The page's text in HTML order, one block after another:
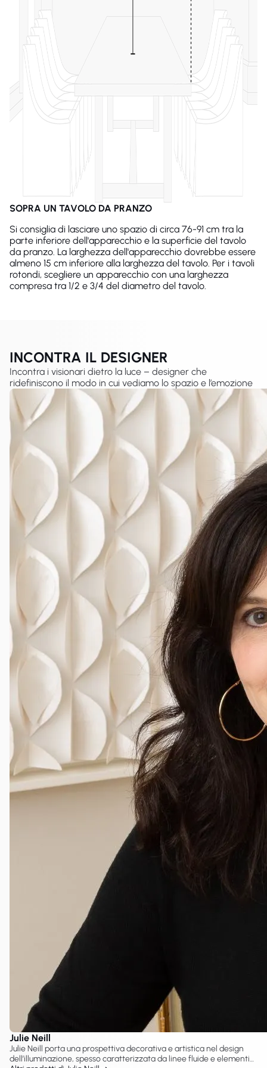
SOPRA UN TAVOLO DA PRANZO
Si consiglia di lasciare uno spazio di circa 76-91 cm tra la
parte inferiore dell'apparecchio e la superficie del tavolo
da pranzo. La larghezza dell'apparecchio dovrebbe essere
almeno 15 cm inferiore alla larghezza del tavolo. Per i tavoli
rotondi, scegliere un apparecchio con una larghezza
compresa tra 1/2 e 3/4 del diametro del tavolo.
INCONTRA IL DESIGNER
Incontra i visionari dietro la luce – designer che
ridefiniscono il modo in cui vediamo lo spazio e l’emozione
Julie Neill
Julie Neill porta una prospettiva decorativa e artistica nel design
dell’illuminazione, spesso caratterizzata da linee fluide e elementi